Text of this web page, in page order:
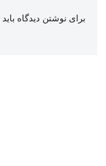
برای نوشتن دیدگاه باید